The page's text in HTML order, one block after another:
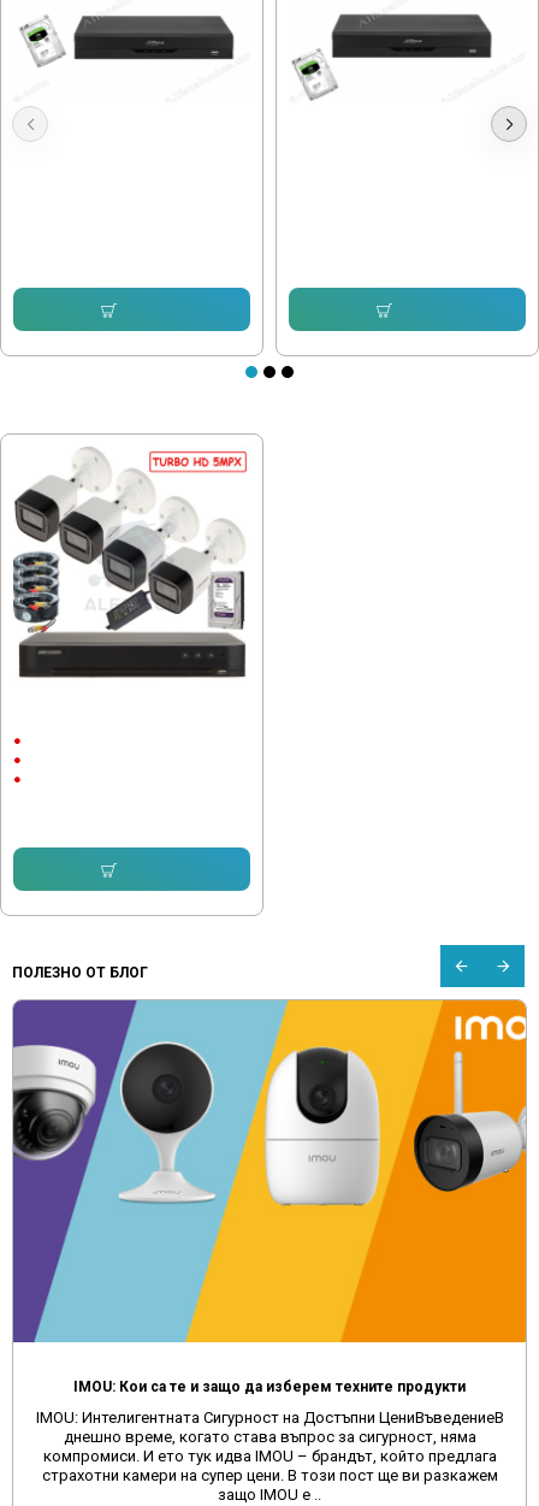
Видеонаблюдение Dahua с 4
ПОЛЕЗНО ОТ БЛОГ
IMOU: Кои са те и защо да изберем техните продукти
IMOU: Интелигентната Сигурност на Достъпни ЦениВъведениеВ
днешно време, когато става въпрос за сигурност, няма
компромиси. И ето тук идва IMOU – брандът, който предлага
страхотни камери на супер цени. В този пост ще ви разкажем
защо IMOU е ..